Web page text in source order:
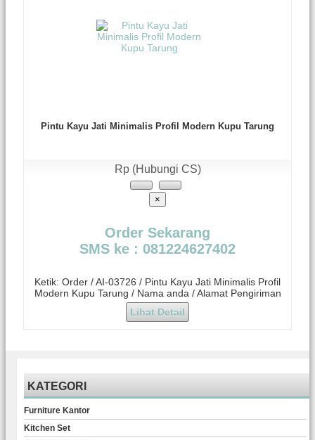
Pintu Kayu Jati Minimalis Profil Modern Kupu Tarung
Rp (Hubungi CS)
×
Order Sekarang
SMS ke : 081224627402
Ketik: Order / AI-03726 / Pintu Kayu Jati Minimalis Profil
Modern Kupu Tarung / Nama anda / Alamat Pengiriman
Lihat Detail
KATEGORI
Furniture Kantor
Kitchen Set